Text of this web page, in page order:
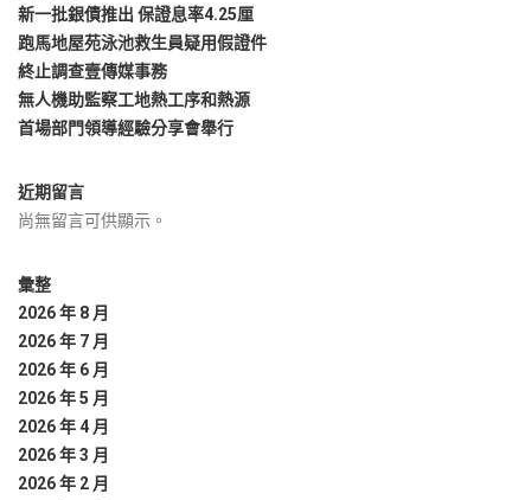
新一批銀債推出 保證息率4.25厘
跑馬地屋苑泳池救生員疑用假證件
終止調查壹傳媒事務
無人機助監察工地熱工序和熱源
首場部門領導經驗分享會舉行
近期留言
尚無留言可供顯示。
彙整
2026 年 8 月
2026 年 7 月
2026 年 6 月
2026 年 5 月
2026 年 4 月
2026 年 3 月
2026 年 2 月